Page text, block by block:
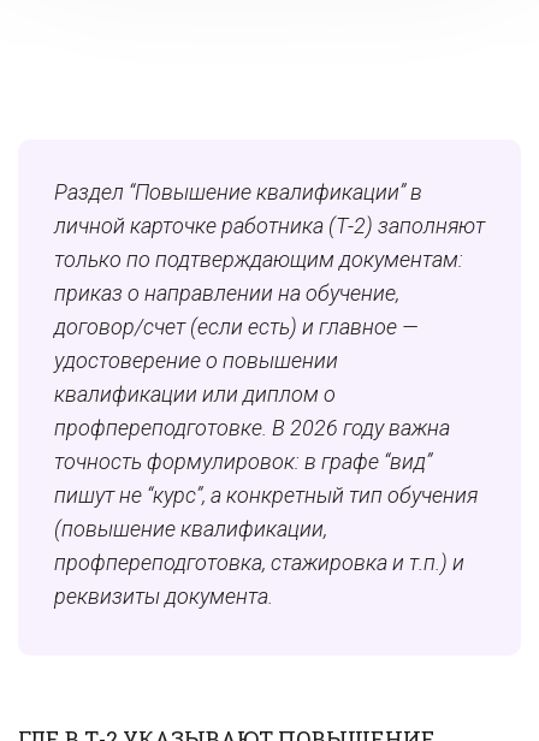
Раздел “Повышение квалификации” в
личной карточке работника (Т-2) заполняют
только по подтверждающим документам:
приказ о направлении на обучение,
договор/счет (если есть) и главное —
удостоверение о повышении
квалификации или диплом о
профпереподготовке. В 2026 году важна
точность формулировок: в графе “вид”
пишут не “курс”, а конкретный тип обучения
(повышение квалификации,
профпереподготовка, стажировка и т.п.) и
реквизиты документа.